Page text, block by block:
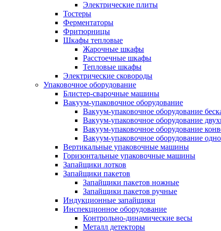
Электрические плиты
Тостеры
Ферментаторы
Фритюрницы
Шкафы тепловые
Жарочные шкафы
Расстоечные шкафы
Тепловые шкафы
Электрические сковороды
Упаковочное оборудование
Блистер-сварочные машины
Вакуум-упаковочное оборудование
Вакуум-упаковочное оборудование
Вакуум-упаковочное оборудование
Вакуум-упаковочное оборудование
Вакуум-упаковочное оборудование
Вертикальные упаковочные машины
Горизонтальные упаковочные машины
Запайщики лотков
Запайщики пакетов
Запайщики пакетов ножные
Запайщики пакетов ручные
Индукционные запайщики
Инспекционное оборудование
Контрольно-динамические весы
Металл детекторы